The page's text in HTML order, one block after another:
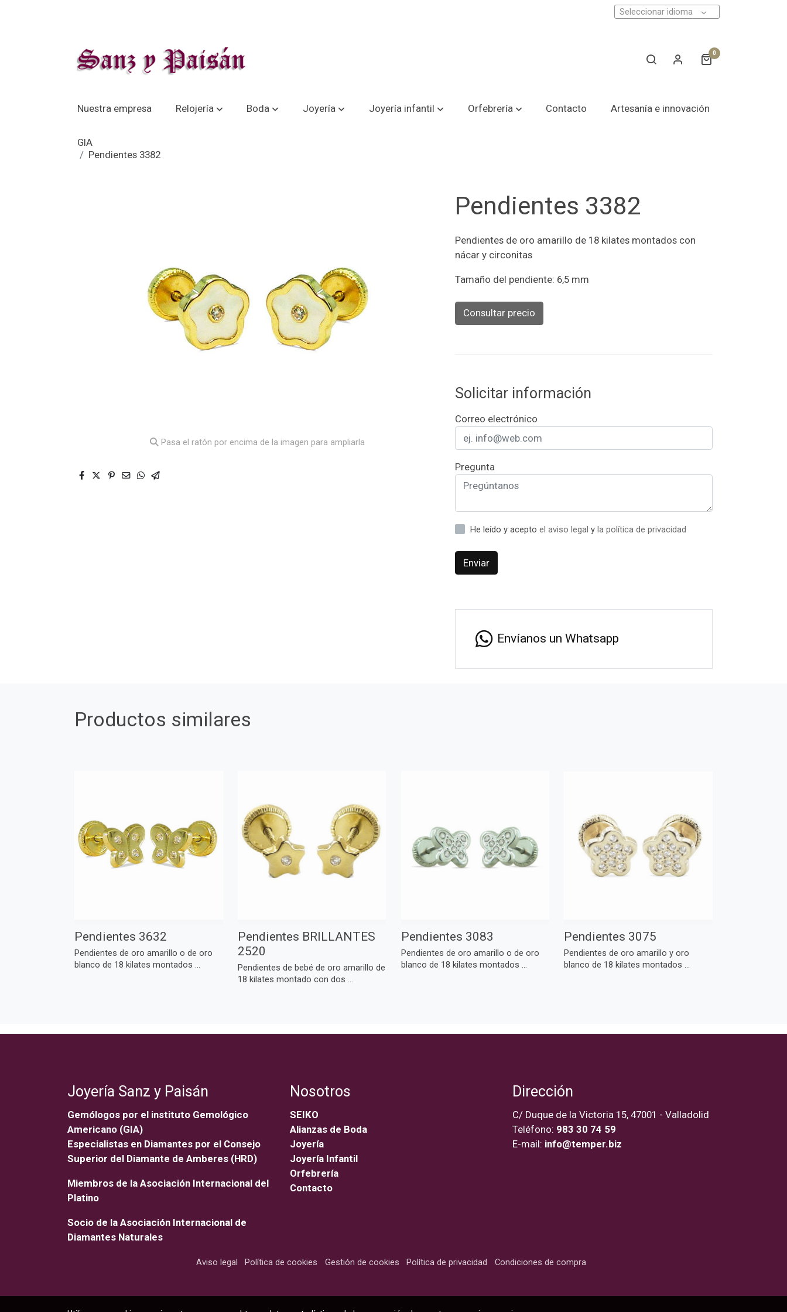
Seleccionar idioma
0
Nuestra empresa Relojería Boda Joyería Joyería infantil Orfebrería Contacto Artesanía e innovación
GIA
Pendientes 3382
Pasa el ratón por encima de la imagen para ampliarla
Pendientes 3382
Pendientes de oro amarillo de 18 kilates montados con
nácar y circonitas
Tamaño del pendiente: 6,5 mm
Consultar precio
Solicitar información
Correo electrónico
Pregunta
He leído y acepto el aviso legal y la política de privacidad
Enviar
Envíanos un Whatsapp
Productos similares
Pendientes 3632
Pendientes de oro amarillo o de oro
blanco de 18 kilates montados ...
Pendientes BRILLANTES
2520
Pendientes de bebé de oro amarillo de
18 kilates montado con dos ...
Pendientes 3083
Pendientes de oro amarillo o de oro
blanco de 18 kilates montados ...
Pendientes 3075
Pendientes de oro amarillo y oro
blanco de 18 kilates montados ...
Joyería Sanz y Paisán
Gemólogos por el instituto Gemológico
Americano (GIA)
Especialistas en Diamantes por el Consejo
Superior del Diamante de Amberes (HRD)
Miembros de la Asociación Internacional del
Platino
Socio de la Asociación Internacional de
Diamantes Naturales
Nosotros
SEIKO
Alianzas de Boda
Joyería
Joyería Infantil
Orfebrería
Contacto
Dirección
C/ Duque de la Victoria 15, 47001 - Valladolid
Teléfono: 983 30 74 59
E-mail: info@temper.biz
Aviso legal Política de cookies Gestión de cookies Política de privacidad Condiciones de compra